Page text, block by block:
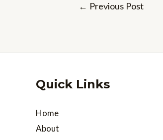
← Previous Post
Quick Links
Home
About